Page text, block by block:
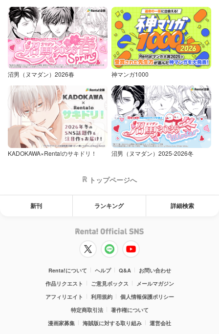
沼男（ヌマダン）2026春 神マンガ1000
KADOKAWA×Renta!のサキドリ！ 沼男（ヌマダン）2025-2026冬
トップページへ
新刊 ランキング 詳細検索
Renta!について ヘルプ Q&A
お問い合わせ
作品リクエスト
ご意見ボックス
メールマガジン
アフィリエイト
利用規約
個人情報保護ポリシー
特定商取引法
著作権について
漫画家募集
海賊版に対する取り組み 運営会社